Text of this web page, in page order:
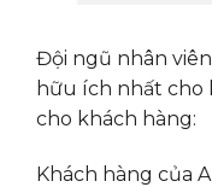
Đội ngũ nhân
hữu ích nhất cho
cho khách hàng:
Khách hàng của